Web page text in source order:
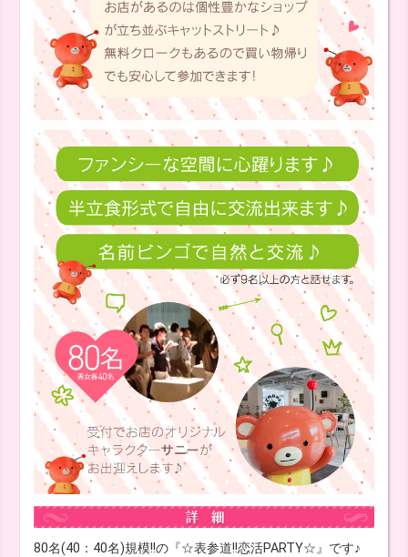
80名(40：40名)規模!!の『☆表参道!!恋活PARTY☆』です♪